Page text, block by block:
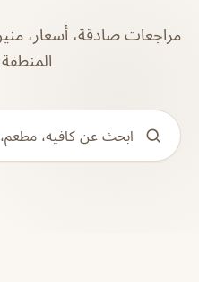
مراجعات صادقة، أسعار،